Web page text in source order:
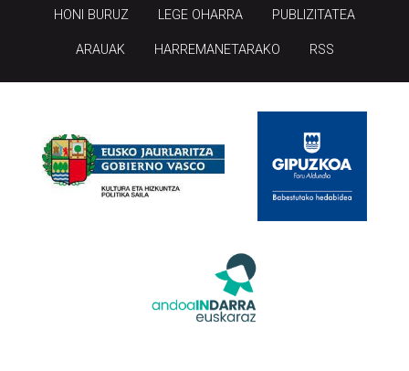
HONI BURUZ LEGE OHARRA PUBLIZITATEA
ARAUAK HARREMANETARAKO RSS